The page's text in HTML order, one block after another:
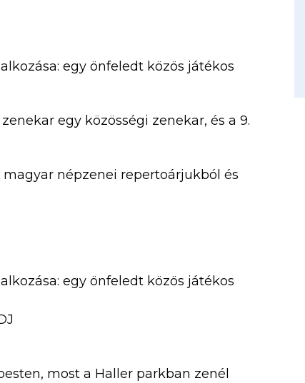
egy önfeledt közös játékos
egy közösségi zenekar, és a 9.
népzenei repertoárjukból és
egy önfeledt közös játékos
most a Haller parkban zenél